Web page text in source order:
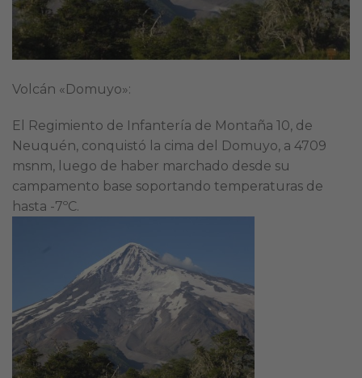
Volcán «Domuyo»:
El Regimiento de Infantería de Montaña 10, de
Neuquén, conquistó la cima del Domuyo, a 4709
msnm, luego de haber marchado desde su
campamento base soportando temperaturas de
hasta -7ºC.